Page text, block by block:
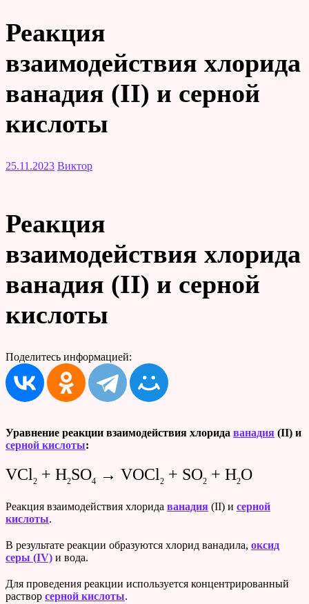
Реакция
взаимодействия хлорида
ванадия (II) и серной
кислоты
25.11.2023 Виктор
Реакция
взаимодействия хлорида
ванадия (II) и серной
кислоты
Поделитесь информацией:
Уравнение реакции взаимодействия хлорида ванадия (II) и
серной кислоты:
VCl 2 + H2SO4 → VOCl 2 + SO2 + H2O
Реакция взаимодействия хлорида ванадия (II) и серной
кислоты.
В результате реакции образуются хлорид ванадила, оксид
серы (IV) и вода.
Для проведения реакции используется концентрированный
раствор серной кислоты.